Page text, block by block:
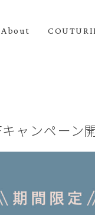
About
ャンペーン